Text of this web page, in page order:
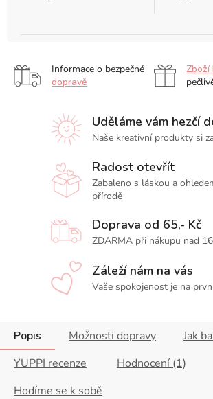
Informace o bezpečné
dopravě
Zboží
Uděláme vám hezčí
Naše kreativní produkty si
Radost otevřít
Zabaleno s láskou a
přírodě
Doprava od 65,- Kč
ZDARMA při nákupu nad
Záleží nám na vás
Vaše spokojenost je na
Popis Možnosti dopravy
Jak
YUPPI recenze
Hodnocení (1)
Hodíme se k sobě